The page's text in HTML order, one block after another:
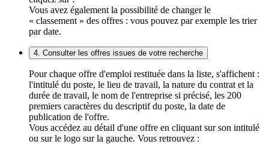
Vous avez également la possibilité de changer le
« classement » des offres : vous pouvez par exemple les trier
par date.
4. Consulter les offres issues de votre recherche
Pour chaque offre d'emploi restituée dans la liste, s'affichent :
l'intitulé du poste, le lieu de travail, la nature du contrat et la
durée de travail, le nom de l'entreprise si précisé, les 200
premiers caractères du descriptif du poste, la date de
publication de l'offre.
Vous accédez au détail d'une offre en cliquant sur son intitulé
ou sur le logo sur la gauche. Vous retrouvez :